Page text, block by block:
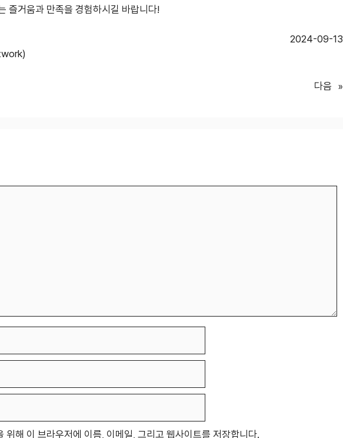
즐거움과 만족을 경험하시길 바랍니다!
2024-09-13
다음 »
위해 이 브라우저에 이름, 이메일, 그리고 웹사이트를 저장합니다.